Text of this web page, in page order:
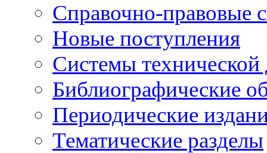
Справочно-правовые
Новые поступления
Cистемы
Библиографические
Периодические
Тематические разделы